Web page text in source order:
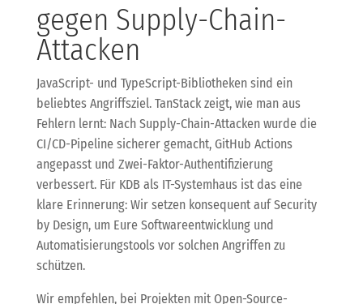
gegen Supply-Chain-
Attacken
JavaScript- und TypeScript-Bibliotheken sind ein
beliebtes Angriffsziel. TanStack zeigt, wie man aus
Fehlern lernt: Nach Supply-Chain-Attacken wurde die
CI/CD-Pipeline sicherer gemacht, GitHub Actions
angepasst und Zwei-Faktor-Authentifizierung
verbessert. Für KDB als IT-Systemhaus ist das eine
klare Erinnerung: Wir setzen konsequent auf Security
by Design, um Eure Softwareentwicklung und
Automatisierungstools vor solchen Angriffen zu
schützen.
Wir empfehlen, bei Projekten mit Open-Source-